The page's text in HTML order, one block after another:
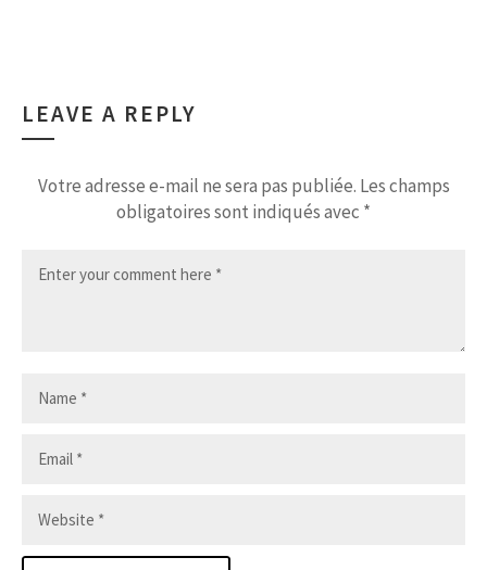
LEAVE A REPLY
Votre adresse e-mail ne sera pas publiée. Les champs
obligatoires sont indiqués avec *